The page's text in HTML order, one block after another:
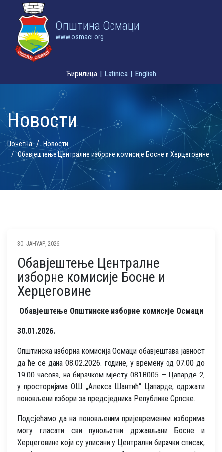
Oпштина Осмаци
www.osmaci.org
Ћирилица | Latinica | English
Новости
Почетна
Новости
Обавјештење Централне изборне комисије Босне и Херцеговине
30. ЈАНУАР, 2026.
Обавјештење Централне
изборне комисије Босне и
Херцеговине
Обавјештење Општинске изборне комисије Осмаци
30.01.2026.
Општинска изборна комисија Осмаци обавјештава јавност
да ће се дана 08.02.2026. године, у времену од 07.00 до
19.00 часова, на бирачком мјесту 081B005 – Цапарде 2,
у просторијама ОШ „Алекса Шантић“ Цапарде, одржати
поновљени избори за предсједника Републике Српске.
Подсјећамо да на поновљеним пријевременим изборима
могу гласати сви пунољетни држављани Босне и
Херцеговине који су уписани у Централни бирачки списак,